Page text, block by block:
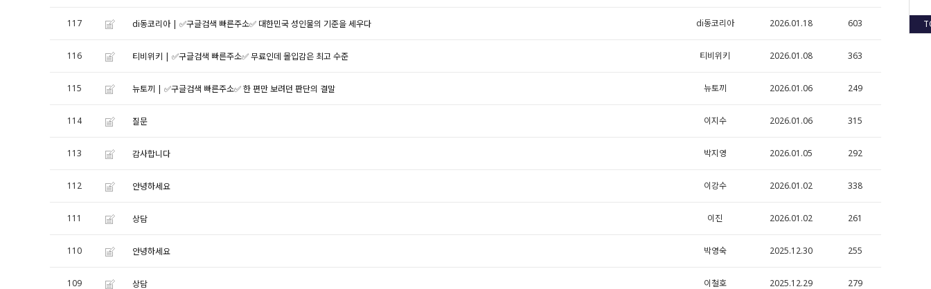
117 di동코리아 | ✅구글검색 빠른주소✅ 대한민국 성인물의 기준을 세우다 di동코리아 2026.01.18 603
116 티비위키 | ✅구글검색 빠른주소✅ 무료인데 몰입감은 최고 수준 티비위키 2026.01.08 363
115 뉴토끼 | ✅구글검색 빠른주소✅ 한 편만 보려던 판단의 결말 뉴토끼 2026.01.06 249
114 질문 이지수 2026.01.06 315
113 감사합니다 박지영 2026.01.05 292
112 안녕하세요 이강수 2026.01.02 338
111 상담 이진 2026.01.02 261
110 안녕하세요 박영숙 2025.12.30 255
109 상담 이철호 2025.12.29 279